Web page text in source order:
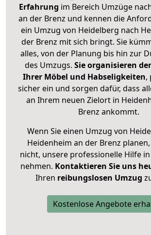
Erfahrung im Bereich Umzüge
an der Brenz und kennen die
ein Umzug von Heidelberg nach
der Brenz mit sich bringt. Sie
alles, von der Planung bis hin zur
des Umzugs. Sie organisieren
Ihrer Möbel und Habseligkeiten,
sicher ein und sorgen dafür, dass
an Ihrem neuen Zielort in
Brenz ankommt.
Wenn Sie einen Umzug von
Heidenheim an der Brenz
nicht, unsere professionelle Hilfe
nehmen. Kontaktieren Sie uns
Ihren reibungslosen Umzug
Kostenlose Angebote